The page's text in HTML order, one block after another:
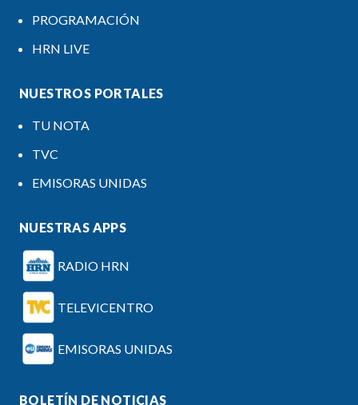
PROGRAMACIÓN
HRN LIVE
NUESTROS PORTALES
TU NOTA
TVC
EMISORAS UNIDAS
NUESTRAS APPS
RADIO HRN
TELEVICENTRO
EMISORAS UNIDAS
BOLETÍN DE NOTICIAS